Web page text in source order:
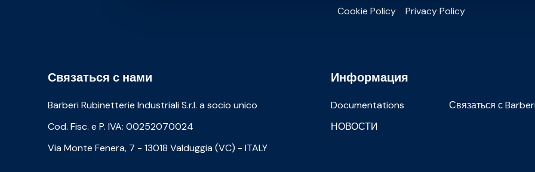
Cookie Policy Privacy Policy
Связаться с нами
Barberi Rubinetterie Industriali S.r.l. a socio unico
Cod. Fisc. e P. IVA: 00252070024
Via Monte Fenera, 7 - 13018 Valduggia (VC) - ITALY
Информация
Documentations
Связаться с
НОВОСТИ